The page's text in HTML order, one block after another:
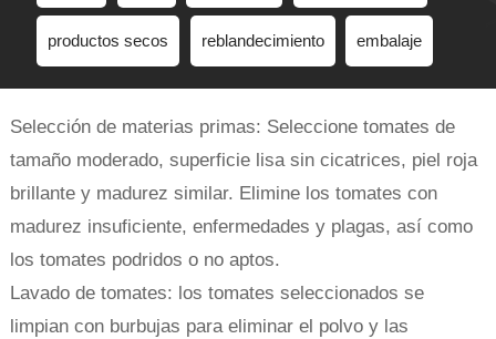
productos secos reblandecimiento embalaje
Selección de materias primas: Seleccione tomates de
tamaño moderado, superficie lisa sin cicatrices, piel roja
brillante y madurez similar. Elimine los tomates con
madurez insuficiente, enfermedades y plagas, así como
los tomates podridos o no aptos.
Lavado de tomates: los tomates seleccionados se
limpian con burbujas para eliminar el polvo y las